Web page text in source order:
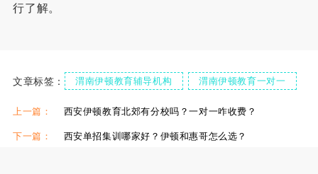
行了解。
文章标签： 渭南伊顿教育辅导机构 渭南伊顿教育一对一
渭南伊顿教育补课好吗
上一篇： 西安伊顿教育北郊有分校吗？一对一咋收费？
下一篇： 西安单招集训哪家好？伊顿和惠哥怎么选？